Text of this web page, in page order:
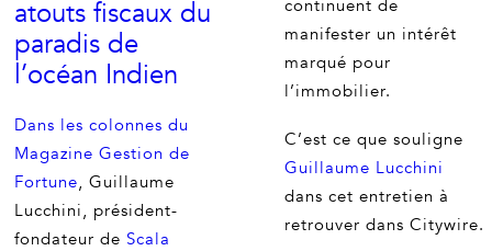
continuent de
manifester un intérêt
marqué pour
l’immobilier.
C’est ce que souligne
Guillaume Lucchini
dans cet entretien à
retrouver dans Citywire.
atouts fiscaux du
paradis de
l’océan Indien
Dans les colonnes du
Magazine Gestion de
Fortune, Guillaume
Lucchini, président-
fondateur de Scala